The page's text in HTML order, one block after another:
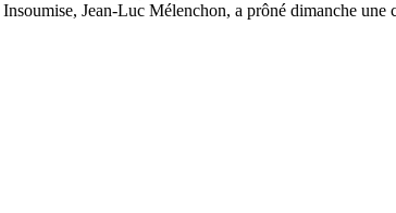
Jean-Luc Mélenchon, a prôné dimanche une